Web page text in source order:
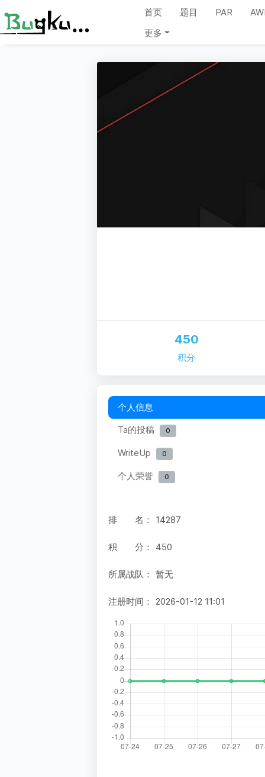
首页 题目 PAR
更多
450
积分
个人信息
Ta的投稿
0
WriteUp 0
个人荣誉 0
排 名： 14287
积 分： 450
所属战队： 暂无
注册时间： 2026-01-12 11:01